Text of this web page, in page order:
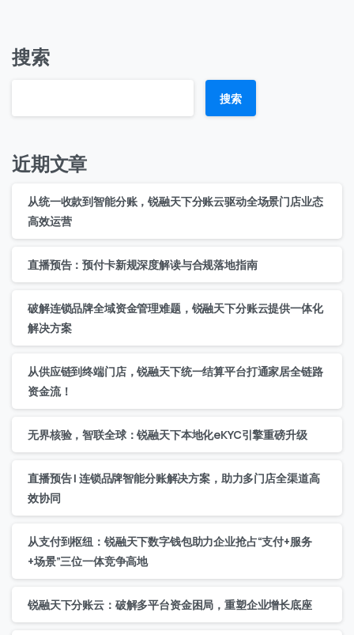
搜索
搜索
近期文章
从统一收款到智能分账，锐融天下分账云驱动全场景门店业态
高效运营
直播预告：预付卡新规深度解读与合规落地指南
破解连锁品牌全域资金管理难题，锐融天下分账云提供一体化
解决方案
从供应链到终端门店，锐融天下统一结算平台打通家居全链路
资金流！
无界核验，智联全球：锐融天下本地化eKYC引擎重磅升级
直播预告 | 连锁品牌智能分账解决方案，助力多门店全渠道高
效协同
从支付到枢纽：锐融天下数字钱包助力企业抢占“支付+服务
+场景”三位一体竞争高地
锐融天下分账云：破解多平台资金困局，重塑企业增长底座